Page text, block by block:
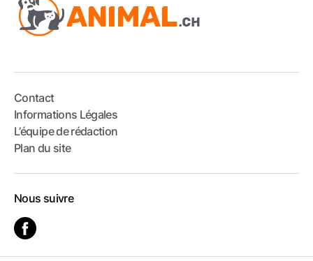
Contact
Informations Légales
L’équipe de rédaction
Plan du site
Nous suivre